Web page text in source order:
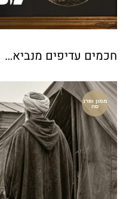
חכמים עדיפים מנביא…
ממון ופרנ
סה